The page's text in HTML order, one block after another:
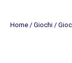
Home / Giochi /